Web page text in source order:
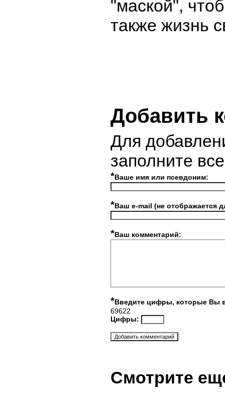
"маской",
также жизнь
Добавить
Для
заполните
*Ваше имя или псевдоним:
*Ваш e-mail (не отображается
*Ваш комментарий:
*Введите цифры, которые Вы
69622
Цифры:
Смотрите